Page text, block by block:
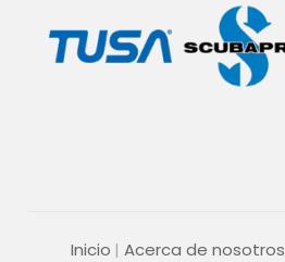
Inicio Acerca de nosotros